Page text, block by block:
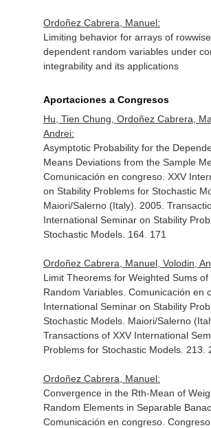
Ordoñez Cabrera, Manuel:
Limiting behavior for arrays of
dependent random variables under
integrability and its applications
Aportaciones a Congresos
Hu, Tien Chung, Ordoñez Cabrera,
Andrei:
Asymptotic Probability for the
Means Deviations from the Sample
Comunicación en congreso. XXV
on Stability Problems for Stochastic
Maiori/Salerno (Italy). 2005.
International Seminar on Stability
Stochastic Models. 164. 171
Ordoñez Cabrera, Manuel, Volodin,
Limit Theorems for Weighted Sums
Random Variables. Comunicación en
International Seminar on Stability
Stochastic Models. Maiori/Salerno
Transactions of XXV International
Problems for Stochastic Models. 213.
Ordoñez Cabrera, Manuel:
Convergence in the Rth-Mean of
Random Elements in Separable
Comunicación en congreso.